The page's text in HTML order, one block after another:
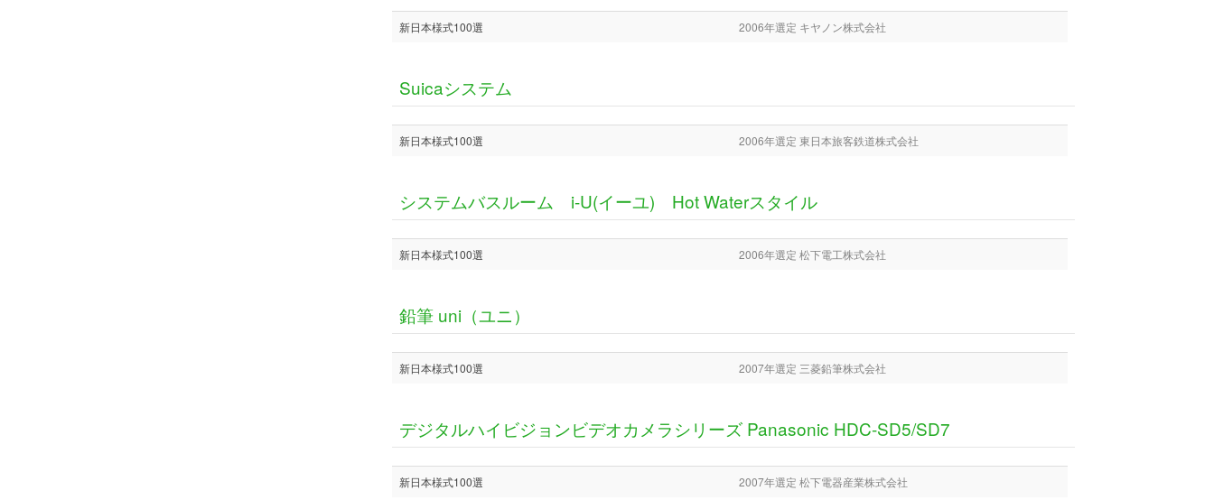
新日本様式100選 2006年選定 キヤノン株式会社
Suicaシステム
新日本様式100選 2006年選定 東日本旅客鉄道株式会社
システムバスルーム i-U(イーユ) Hot Waterスタイル
新日本様式100選 2006年選定 松下電工株式会社
鉛筆 uni（ユニ）
新日本様式100選 2007年選定 三菱鉛筆株式会社
デジタルハイビジョンビデオカメラシリーズ Panasonic HDC-SD5/SD7
新日本様式100選 2007年選定 松下電器産業株式会社